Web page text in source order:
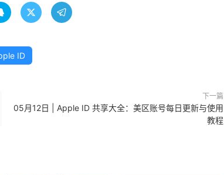
 
ID
下一篇
05月12日 | Apple ID 共享大全：美区账号每日更新与使用
教程